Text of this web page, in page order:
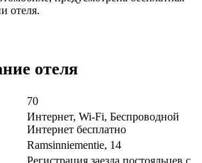
отеля.
отеля
70
Интернет, Wi-Fi, Беспроводной
Интернет бесплатно
Ramsinniementie, 14